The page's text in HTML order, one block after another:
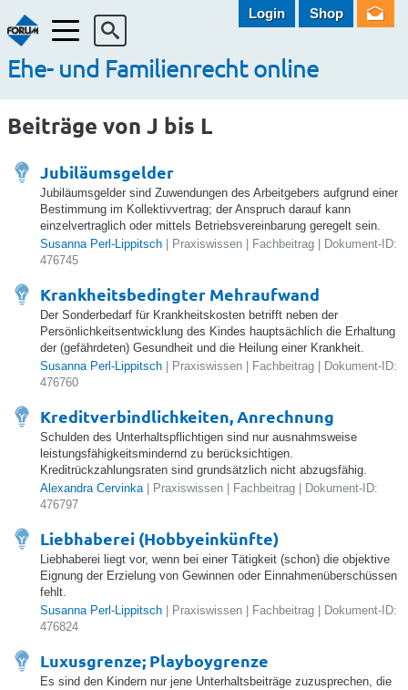
Menü
Ehe- und Familienrecht online
Login Shop
Beiträge von J bis L
Jubiläumsgelder
Jubiläumsgelder sind Zuwendungen des Arbeitgebers aufgrund einer
Bestimmung im Kollektivvertrag; der Anspruch darauf kann
einzelvertraglich oder mittels Betriebsvereinbarung geregelt sein.
Susanna Perl-Lippitsch | Praxiswissen | Fachbeitrag | Dokument-ID:
476745
Krankheitsbedingter Mehraufwand
Der Sonderbedarf für Krankheitskosten betrifft neben der
Persönlichkeitsentwicklung des Kindes hauptsächlich die Erhaltung
der (gefährdeten) Gesundheit und die Heilung einer Krankheit.
Susanna Perl-Lippitsch | Praxiswissen | Fachbeitrag | Dokument-ID:
476760
Kreditverbindlichkeiten, Anrechnung
Schulden des Unterhaltspflichtigen sind nur ausnahmsweise
leistungsfähigkeitsmindernd zu berücksichtigen.
Kreditrückzahlungsraten sind grundsätzlich nicht abzugsfähig.
Alexandra Cervinka| Praxiswissen | Fachbeitrag | Dokument-ID:
476797
Liebhaberei (Hobbyeinkünfte)
Liebhaberei liegt vor, wenn bei einer Tätigkeit (schon) die objektive
Eignung der Erzielung von Gewinnen oder Einnahmenüberschüssen
fehlt.
Susanna Perl-Lippitsch | Praxiswissen | Fachbeitrag | Dokument-ID:
476824
Luxusgrenze; Playboygrenze
Es sind den Kindern nur jene Unterhaltsbeiträge zuzusprechen, die